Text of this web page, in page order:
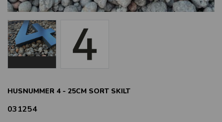
HUSNUMMER 4 - 25CM SORT SKILT
031254